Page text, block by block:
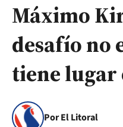
Máximo
desafío no
tiene lugar
Por El Litoral